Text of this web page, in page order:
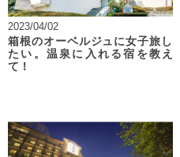
2023/04/02
箱根のオーベルジュに女子旅し
たい。温泉に入れる宿を教え
て！